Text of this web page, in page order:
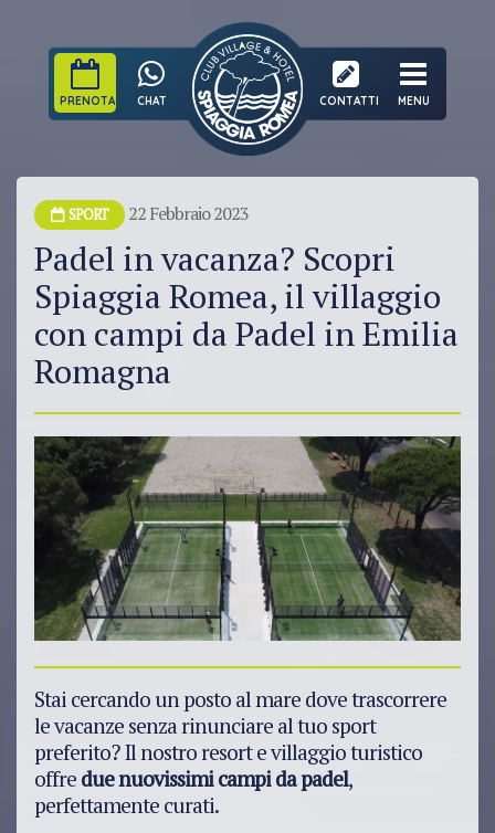
PRENOTA CHAT CONTATTI MENU
SPORT 22 Febbraio 2023
Padel in vacanza? Scopri
Spiaggia Romea, il villaggio
con campi da Padel in Emilia
Romagna
Stai cercando un posto al mare dove trascorrere
le vacanze senza rinunciare al tuo sport
preferito? Il nostro resort e villaggio turistico
offre due nuovissimi campi da padel,
perfettamente curati.